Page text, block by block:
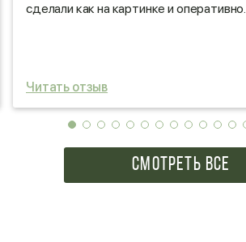
сделали как на картинке и оперативно.
Читать отзыв
СМОТРЕТЬ ВСЕ